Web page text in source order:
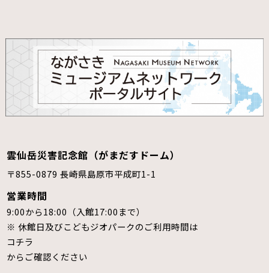
雲仙岳災害記念館（がまだすドーム）
〒855-0879 長崎県島原市平成町1-1
営業時間
9:00から18:00（入館17:00まで）
※ 休館日及びこどもジオパークのご利用時間は
コチラ
からご確認ください